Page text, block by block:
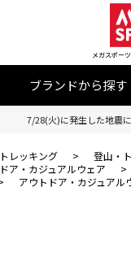
メガスポー
ブランドから探す
7/28(火)に発生した地震
レッキング > 登山・
ア・カジュアルウェア >
アウトドア・カジュアル